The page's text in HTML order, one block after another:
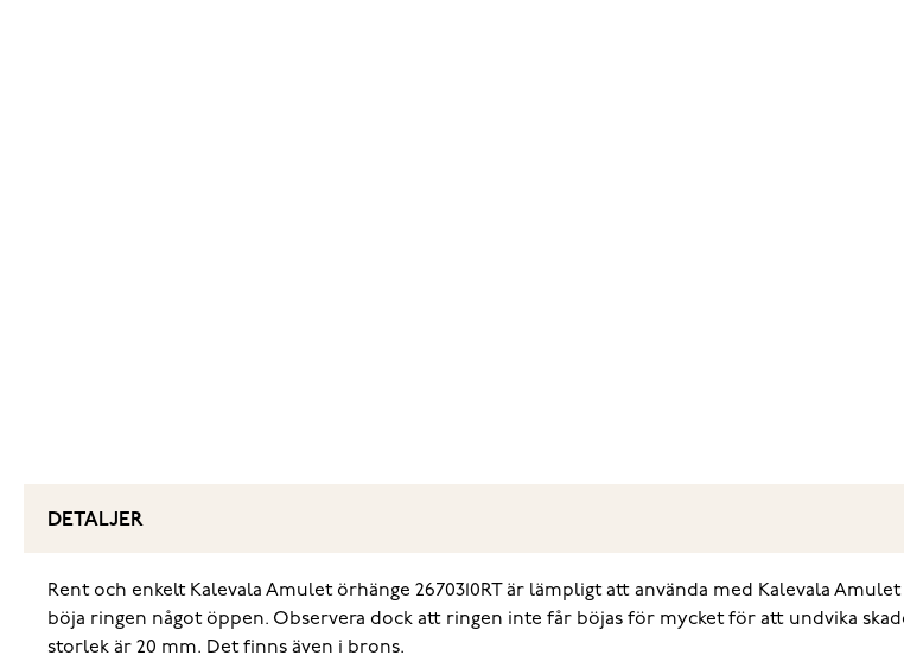
DETALJER
Rent och enkelt Kalevala Amulet örhänge 2670310RT är lämpligt att använda med Kalevala
böja ringen något öppen. Observera dock att ringen inte får böjas för mycket för att undvika
storlek är 20 mm. Det finns även i brons.